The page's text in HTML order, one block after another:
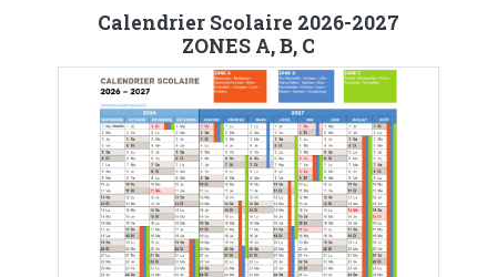
Calendrier Scolaire 2026-2027
ZONES A, B, C